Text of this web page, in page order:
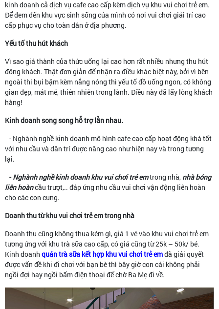
kinh doanh cả dịch vụ cafe cao cấp kèm dịch vụ khu vui chơi trẻ em.
Để đem đến khu vực sinh sống của mình có nơi vui chơi giải trí cao
cấp phục vụ cho toàn dân ở địa phương.
Yếu tố thu hút khách
Vì sao giá thành của thức uống lại cao hơn rất nhiều nhưng thu hút
đông khách. Thật đơn giản để nhận ra điều khác biệt này, bởi vì bên
ngoài thi bụi bặm kèm nắng nóng thì yếu tố đồ uống ngon, có không
gian đẹp, mát mẻ, thiên nhiên trong lành. Điều này đã lấy lòng khách
hàng!
Kinh doanh song song hỗ trợ lẫn nhau.
- Nghành nghề kinh doanh mô hình cafe cao cấp hoạt động khá tốt
với nhu cầu và dân trí được nâng cao như hiện nay và trong tương
lại.
-Nghành nghề kinh doanh khu vui chơi trẻ emtrong nhà, nhà bóng
liên hoàncầu trượt,.. đáp ứng nhu cầu vui chơi vận động liên hoàn
cho các con cưng.
Doanh thu từ khu vui chơi trẻ em trong nhà
Doanh thu cũng không thua kém gì, giá 1 vé vào khu vui chơi trẻ em
tương ứng với khu trà sữa cao cấp, có giá cũng từ 25k – 50k/ bé.
Kinh doanh quán trà sữa kết hợp khu vui chơi trẻ emđã giải quyết
được vấn đề khi đi chơi với bạn bè thì bây giờ con cái không phải
ngồi đợi hay ngồi bấm điện thoại để chờ Ba Mẹ đi về.